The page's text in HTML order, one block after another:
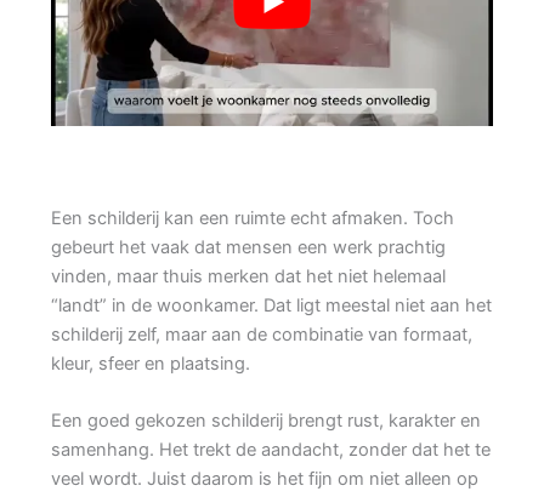
Een schilderij kan een ruimte echt afmaken. Toch
gebeurt het vaak dat mensen een werk prachtig
vinden, maar thuis merken dat het niet helemaal
“landt” in de woonkamer. Dat ligt meestal niet aan het
schilderij zelf, maar aan de combinatie van formaat,
kleur, sfeer en plaatsing.
Een goed gekozen schilderij brengt rust, karakter en
samenhang. Het trekt de aandacht, zonder dat het te
veel wordt. Juist daarom is het fijn om niet alleen op